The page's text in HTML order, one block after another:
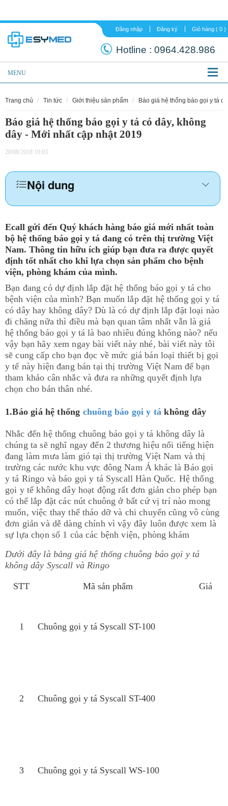
Đăng nhập Đăng ký
Hotline :
MENU
trang chủ tin tức giới thiệu sản phẩm báo giá hệ thống báo gọi y tá
Báo giá hệ thống báo gọi y tá có dây, không
dây - Mới nhất cập nhật 2019
20/08/2018 10:03
Nội dung
Ecall gửi đến Quý khách hàng báo giá mới nhất toàn
bộ hệ thống báo gọi y tá đang có trên thị trường Việt
Nam. Thông tin hữu ích giúp bạn đưa ra được quyết
định tốt nhất cho khi lựa chọn sản phẩm cho bệnh
viện, phòng khám của mình.
Bạn đang có dự định lắp đặt hệ thống báo gọi y tá cho
bệnh viện của mình? Bạn muốn lắp đặt hệ thống gọi y tá
có dây hay không dây? Dù là có dự định lắp đặt loại nào
đi chăng nữa thì điều mà bạn quan tâm nhất vẫn là giá
hệ thống báo gọi y tá là bao nhiêu đúng không nào? nếu
vậy bạn hãy xem ngay bài viết này nhé, bài viết này tôi
sẽ cung cấp cho bạn đọc về mức giá bán loại thiết bị gọi
y tế này hiện đang bán tại thị trường Việt Nam để bạn
tham khảo cân nhắc và đưa ra những quyết định lựa
chọn cho bản thân nhé.
1.Báo giá hệ thống chuông báo gọi y tá không dây
Nhắc đến hệ thống chuông báo gọi y tá không dây là
chúng ta sẽ nghĩ ngay đến 2 thương hiệu nổi tiếng hiện
đang làm mưa làm gió tại thị trường Việt Nam và thị
trường các nước khu vực đông Nam Á khác là Báo gọi
y tá Ringo và báo gọi y tá Syscall Hàn Quốc. Hệ thống
gọi y tế không dây hoạt động rất đơn giản cho phép bạn
có thể lắp đặt các nút chuông ở bất cứ vị trí nào mong
muốn, việc thay thế tháo dỡ và chi chuyển cũng vô cùng
đơn giản và dễ dàng chính vì vậy đây luôn được xem là
sự lựa chọn số 1 của các bệnh viện, phòng khám
Dưới đây là bảng giá hệ thống chuông báo gọi y tá
không dây Syscall và Ringo
STT Mã sản phẩm Giá
1 Chuông gọi y tá Syscall ST-100
2 Chuông gọi y tá Syscall ST-400
3 Chuông gọi y tá Syscall WS-100